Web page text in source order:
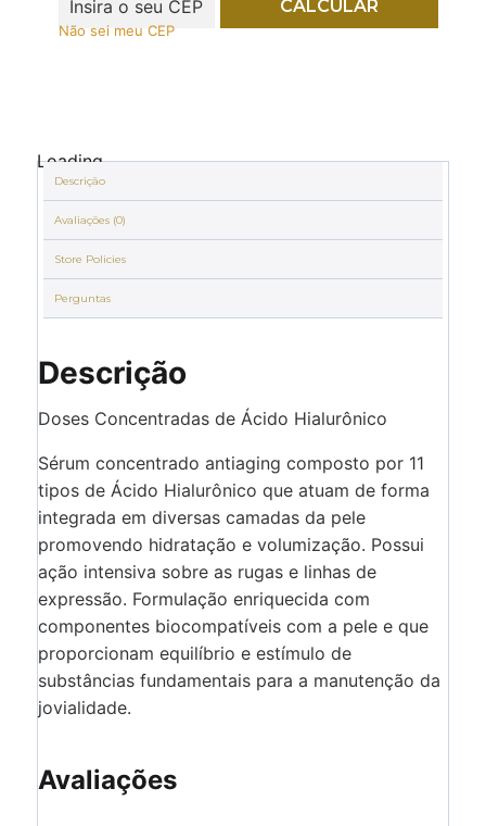
Não sei meu CEP
Loading...
Descrição
Avaliações (0)
Store Policies
Perguntas
Descrição
Doses Concentradas de Ácido Hialurônico
Sérum concentrado antiaging composto por 11
tipos de Ácido Hialurônico que atuam de forma
integrada em diversas camadas da pele
promovendo hidratação e volumização. Possui
ação intensiva sobre as rugas e linhas de
expressão. Formulação enriquecida com
componentes biocompatíveis com a pele e que
proporcionam equilíbrio e estímulo de
substâncias fundamentais para a manutenção da
jovialidade.
Avaliações